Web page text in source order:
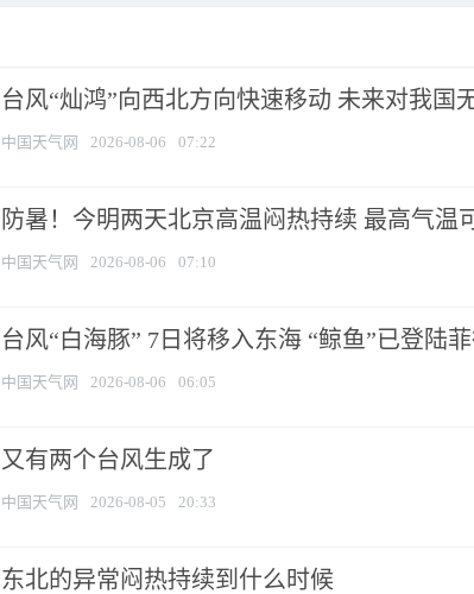
台风“灿鸿”向西北方向快速移动 未来对我国
中国天气网 2026-08-06 07:22
防暑！今明两天北京高温闷热持续 最高气温
中国天气网 2026-08-06 07:10
台风“白海豚” 7日将移入东海 “鲸鱼”已登陆
中国天气网 2026-08-06 06:05
又有两个台风生成了
中国天气网 2026-08-05 20:33
东北的异常闷热持续到什么时候